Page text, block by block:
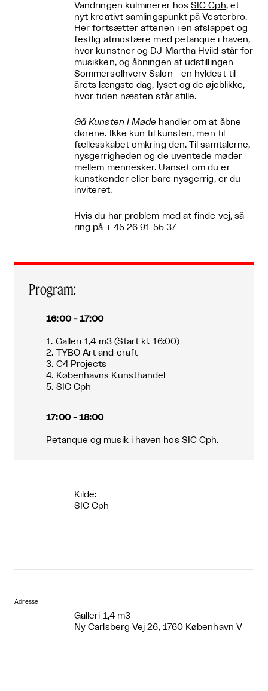
Vandringen kulminerer hosSIC Cph, et
nyt kreativt samlingspunkt på Vesterbro.
Her fortsætter aftenen i en afslappet og
festlig atmosfære med petanque i haven,
hvor kunstner og DJ Martha Hviid står for
musikken, og åbningen af udstillingen
Sommersolhverv Salon - en hyldest til
årets længste dag, lyset og de øjeblikke,
hvor tiden næsten står stille.
Gå Kunsten I Møde handler om at åbne
dørene. Ikke kun til kunsten, men til
fællesskabet omkring den. Til samtalerne,
nysgerrigheden og de uventede møder
mellem mennesker. Uanset om du er
kunstkender eller bare nysgerrig, er du
inviteret.
Hvis du har problem med at finde vej, så
ring på + 45 26 91 55 37
Program:
16:00 - 17:00
1. Galleri 1,4 m3 (Start kl. 16:00)
2. TYBO Art and craft
3. C4 Projects
4. Københavns Kunsthandel
5. SIC Cph
17:00 - 18:00
Petanque og musik i haven hos SIC Cph.
Kilde:
SIC Cph
Adresse
Galleri 1,4 m3
Ny Carlsberg Vej 26, 1760 København V